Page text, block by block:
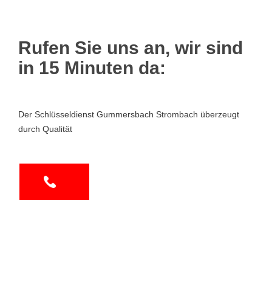
Rufen Sie uns an, wir sind
in 15 Minuten da:
Der Schlüsseldienst Gummersbach Strombach überzeugt
durch Qualität